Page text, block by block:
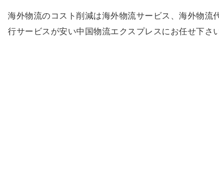
海外物流のコスト削減は海外物流サービス、海外物流
行サービスが安い中国物流エクスプレスにお任せ下さ